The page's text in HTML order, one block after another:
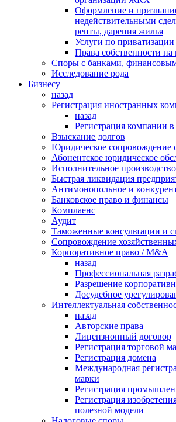
Оформление и
недействительными
ренты, дарения жилья
Услуги по
Права собственности на
Cпоры с банками,
Исследование рода
Бизнесу
назад
Регистрация иностранных
назад
Регистрация компании
Взыскание долгов
Юридическое сопровождение
Абонентское юридическое
Исполнительное производство
Быстрая ликвидация
Антимонопольное и
Банковское право и финансы
Комплаенс
Аудит
Таможенные консультации и
Сопровождение
Корпоративное право / M&A
назад
Профессиональная
Разрешение
Досудебное
Интеллектуальная
назад
Авторские права
Лицензионный договор
Регистрация торговой
Регистрация домена
Международная
марки
Регистрация
Регистрация
полезной модели